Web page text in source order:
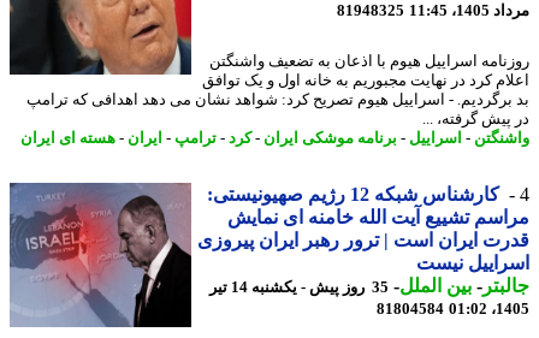
11:45
81948325
اسراییل هیوم با اذعان به تضعیف واشنگتن
کرد در نهایت مجبوریم به خانه اول و یک توافق
- اسراییل هیوم تصریح کرد: شواهد نشان می دهد اهدافی که ترامپ
گرفته، ...
-اسراییل -برنامه موشکی ایران - کرد-ترامپ -ایران - هسته ای ایران
کارشناس شبکه 12 رژیم صهیونیستی:
تشییع آیت الله خامنه ای نمایش
ایران است | ترور رهبر ایران پیروزی
نیست
-بین الملل-
35 روز پیش - یکشنبه 14 تیر
81804584